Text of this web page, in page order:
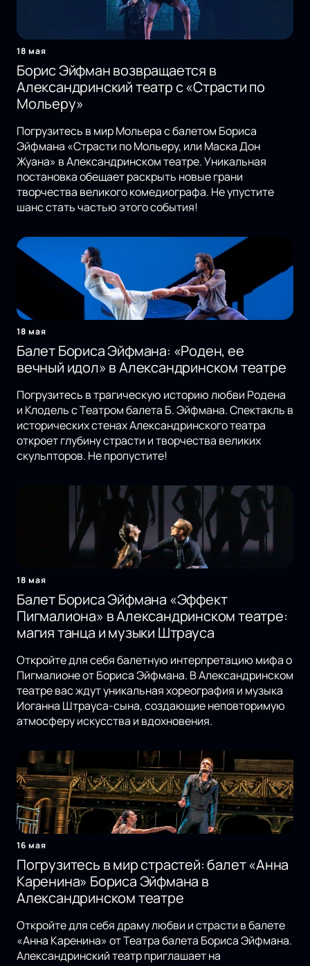
18 мая
Борис Эйфман возвращается в
Александринский театр с «Страсти по
Мольеру»
Погрузитесь в мир Мольера с балетом Бориса
Эйфмана «Страсти по Мольеру, или Маска Дон
Жуана» в Александринском театре. Уникальная
постановка обещает раскрыть новые грани
творчества великого комедиографа. Не упустите
шанс стать частью этого события!
18 мая
Балет Бориса Эйфмана: «Роден, ее
вечный идол» в Александринском театре
Погрузитесь в трагическую историю любви Родена
и Клодель с Театром балета Б. Эйфмана. Спектакль в
исторических стенах Александринского театра
откроет глубину страсти и творчества великих
скульпторов. Не пропустите!
18 мая
Балет Бориса Эйфмана «Эффект
Пигмалиона» в Александринском театре:
магия танца и музыки Штрауса
Откройте для себя балетную интерпретацию мифа о
Пигмалионе от Бориса Эйфмана. В Александринском
театре вас ждут уникальная хореография и музыка
Иоганна Штрауса-сына, создающие неповторимую
атмосферу искусства и вдохновения.
16 мая
Погрузитесь в мир страстей: балет «Анна
Каренина» Бориса Эйфмана в
Александринском театре
Откройте для себя драму любви и страсти в балете
«Анна Каренина» от Театра балета Бориса Эйфмана.
Александринский театр приглашает на